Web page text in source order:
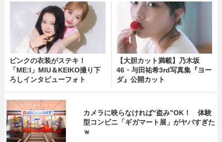
ピンクの衣装がステキ！
「ME:I」MIU＆KEIKO撮り下
ろしインタビューフォト
【大胆カット満載】乃木坂
46・与田祐希3rd写真集『ヨー
ダ』公開カット
カメラに映らなければ“盗み”OK！ 体験
型コンビニ「ギガマート展」がヤバすぎた
ｗ